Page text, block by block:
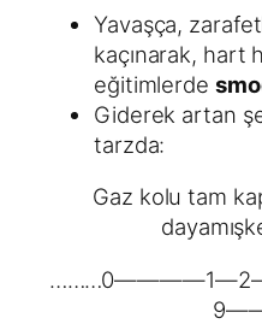
Yavaşça,
kaçınarak, hart
eğitimlerde
Giderek artan
tarzda:
Gaz kolu tam